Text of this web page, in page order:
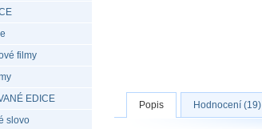
filmy
EDICE
slovo
Popis Hodnocení (19)